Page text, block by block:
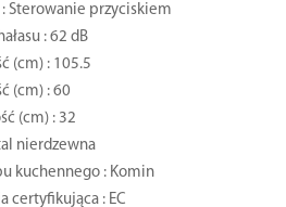
: Sterowanie przyciskiem
: 62 dB
(cm) : 105.5
(cm) : 60
(cm) : 32
nierdzewna
kuchennego : Komin
certyfikująca : EC